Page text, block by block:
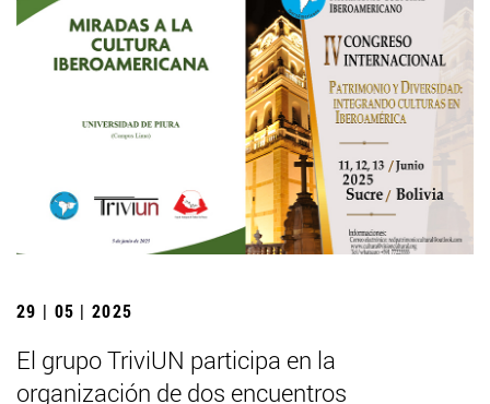
29 | 05 | 2025
El grupo TriviUN participa en la
organización de dos encuentros